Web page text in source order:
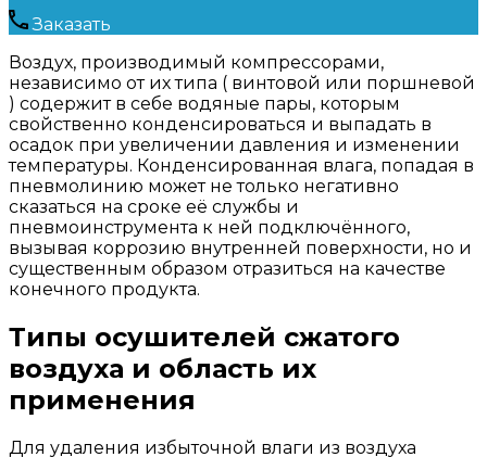
Заказать
Воздух, производимый компрессорами,
независимо от их типа ( винтовой или поршневой
) содержит в себе водяные пары, которым
свойственно конденсироваться и выпадать в
осадок при увеличении давления и изменении
температуры. Конденсированная влага, попадая в
пневмолинию может не только негативно
сказаться на сроке её службы и
пневмоинструмента к ней подключённого,
вызывая коррозию внутренней поверхности, но и
существенным образом отразиться на качестве
конечного продукта.
Типы осушителей сжатого
воздуха и область их
применения
Для удаления избыточной влаги из воздуха